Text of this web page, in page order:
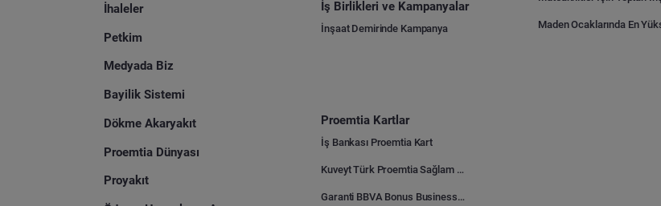
İhaleler
Petkim
Medyada Biz
Bayilik Sistemi
Dökme Akaryakıt
Proemtia Dünyası
Proyakıt
İş Birlikleri ve Kampanyalar
İnşaat Demirinde Kampanya
Proemtia Kartlar
İş Bankası Proemtia Kart
Kuveyt Türk Proemtia Sağlam Bayi Kart
Garanti BBVA Bonus Business Proemtia Bayi Kart